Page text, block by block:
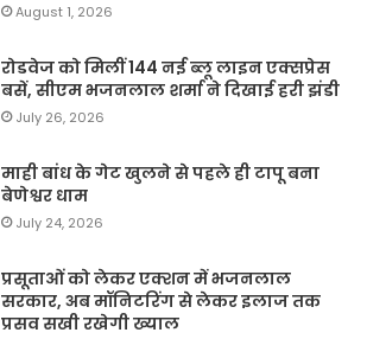
August 1, 2026
रोडवेज को मिलीं 144 नई ब्लू लाइन एक्सप्रेस
बसें, सीएम भजनलाल शर्मा ने दिखाई हरी झंडी
July 26, 2026
माही बांध के गेट खुलने से पहले ही टापू बना
बेणेश्वर धाम
July 24, 2026
प्रसूताओं को लेकर एक्शन में भजनलाल
सरकार, अब मॉनिटरिंग से लेकर इलाज तक
प्रसव सखी रखेगी ख्याल